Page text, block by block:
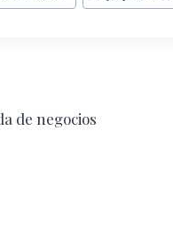
de negocios